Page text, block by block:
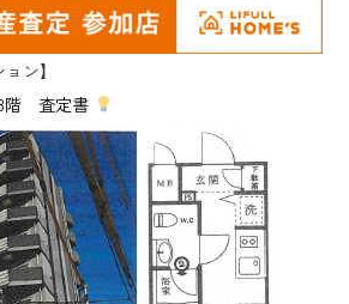
ン】
階 査定書